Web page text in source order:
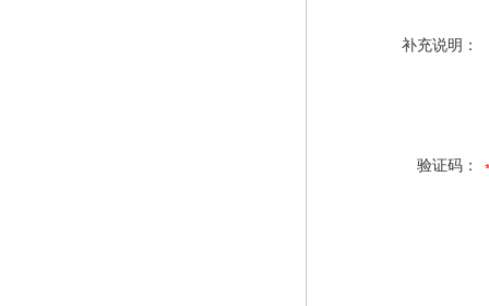
补充说明：
验证码：